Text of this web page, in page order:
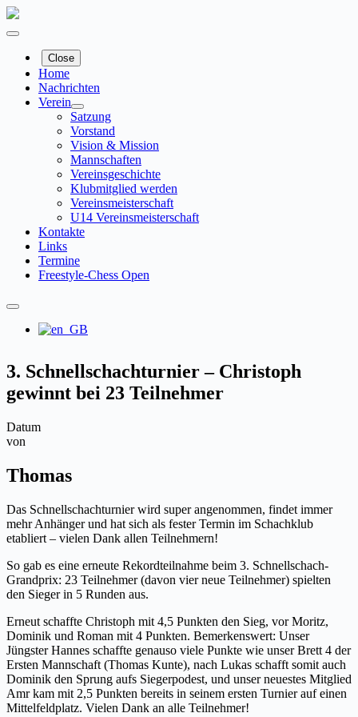
Zum
Close
Home
Nachrichten
Verein
Satzung
Vorstand
Vision & Mission
Mannschaften
Vereinsgeschichte
Klubmitglied werden
Vereinsmeisterschaft
U14 Vereinsmeisterschaft
Kontakte
Links
Termine
Freestyle-Chess Open
3. Schnellschachturnier – Christoph
gewinnt bei 23 Teilnehmer
Datum
von
Thomas
Das Schnellschachturnier wird super angenommen, findet immer
mehr Anhänger und hat sich als fester Termin im Schachklub
etabliert – vielen Dank allen Teilnehmern!
So gab es eine erneute Rekordteilnahme beim 3. Schnellschach-
Grandprix: 23 Teilnehmer (davon vier neue Teilnehmer) spielten
den Sieger in 5 Runden aus.
Erneut schaffte Christoph mit 4,5 Punkten den Sieg, vor Moritz,
Dominik und Roman mit 4 Punkten. Bemerkenswert: Unser
Jüngster Hannes schaffte genauso viele Punkte wie unser Brett 4 der
Ersten Mannschaft (Thomas Kunte), nach Lukas schafft somit auch
Dominik den Sprung aufs Siegerpodest, und unser neuestes Mitglied
Amr kam mit 2,5 Punkten bereits in seinem ersten Turnier auf einen
Mittelfeldplatz. Vielen Dank an alle Teilnehmer!